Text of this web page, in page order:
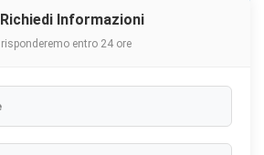
Richiedi Informazioni
entro 24 ore